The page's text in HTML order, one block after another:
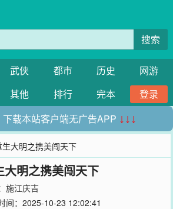
搜索
武侠 都市 历史
网游
其他 排行 完本
登录
载本站客户端无广告APP ↓↓↓
生大明之携美闯天下
大明之携美闯天下
施江庆吉
间：2025-10-23 12:02:41